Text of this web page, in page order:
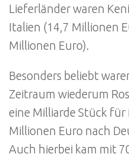
Lieferländer waren
Italien (14,7 Millionen
Millionen Euro).
Besonders beliebt
Zeitraum wiederum
eine Milliarde Stück für
Millionen Euro nach
Auch hierbei kam mit